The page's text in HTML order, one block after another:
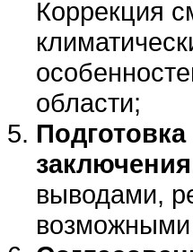
Коррекция
области;
выводами,
возможными